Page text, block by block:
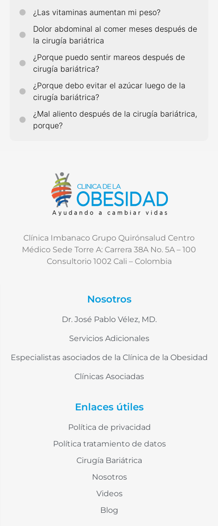
¿Las vitaminas aumentan mi peso?
Dolor abdominal al comer meses después de
la cirugía bariátrica
¿Porque puedo sentir mareos después de
cirugía bariátrica?
¿Porque debo evitar el azúcar luego de la
cirugía bariátrica?
¿Mal aliento después de la cirugía bariátrica,
porque?
Clínica Imbanaco Grupo Quirónsalud Centro
Médico Sede Torre A: Carrera 38A No. 5A – 100
Consultorio 1002 Cali – Colombia
Nosotros
Dr. José Pablo Vélez, MD.
Servicios Adicionales
Especialistas asociados de la Clínica de la Obesidad
Clínicas Asociadas
Enlaces útiles
Política de privacidad
Política tratamiento de datos
Cirugía Bariátrica
Nosotros
Videos
Blog